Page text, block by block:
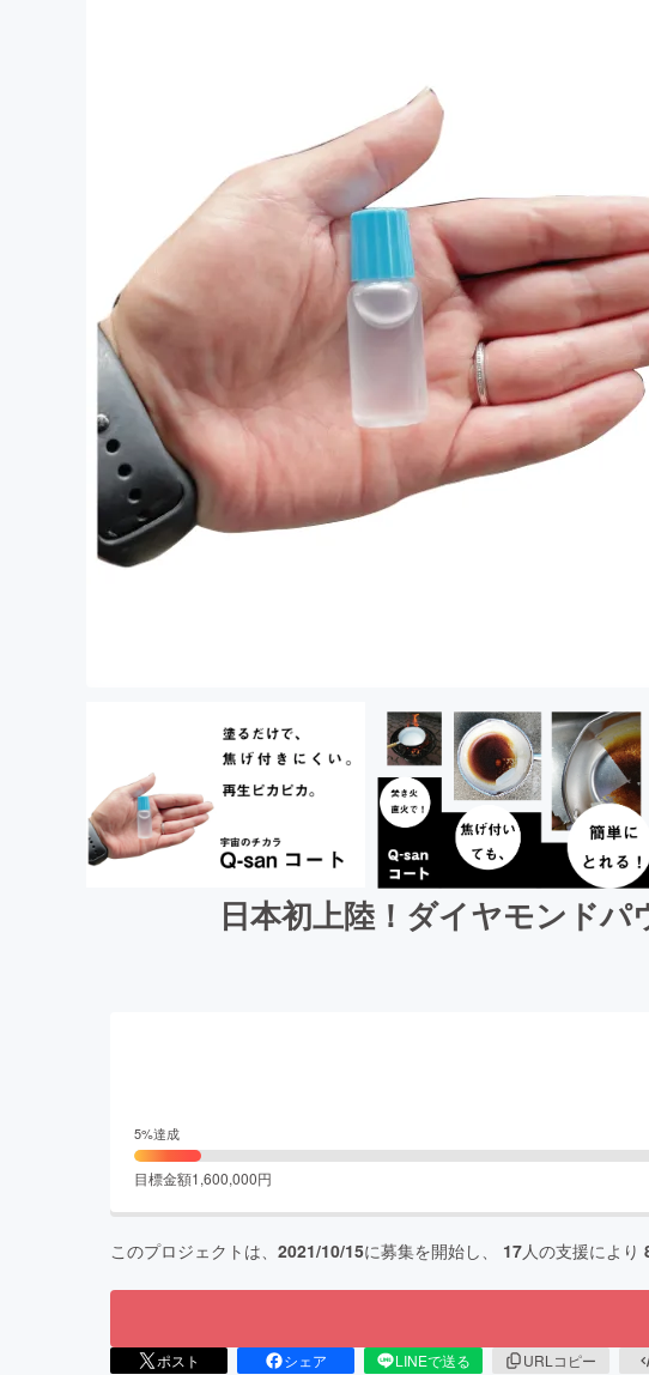
日本初上陸！ダイヤモンドパ
5%達成
目標金額1,600,000円
このプロジェクトは、 2021/10/15に募集を開始し、 17人の支援により
ポスト シェア LINEで送る URLコピー